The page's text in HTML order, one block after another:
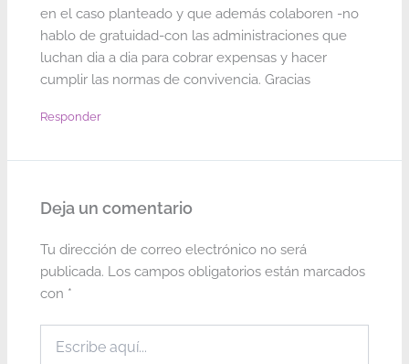
en el caso planteado y que además colaboren -no
hablo de gratuidad-con las administraciones que
luchan dia a dia para cobrar expensas y hacer
cumplir las normas de convivencia. Gracias
Responder
Deja un comentario
Tu dirección de correo electrónico no será
publicada. Los campos obligatorios están marcados
con *
aquí...